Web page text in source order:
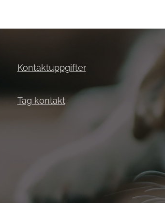
Kontaktuppgifter
Tag kontakt